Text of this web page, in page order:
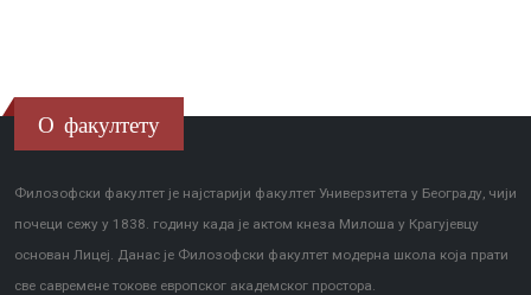
О факултету
Филозофски факултет је најстарији факултет Универзитета у Београду, чији
почеци сежу у 1838. годину када је актом кнеза Милоша у Крагујевцу
основан Лицеј. Данас је Филозофски факултет модерна школа која прати
све савремене токове европског академског простора.